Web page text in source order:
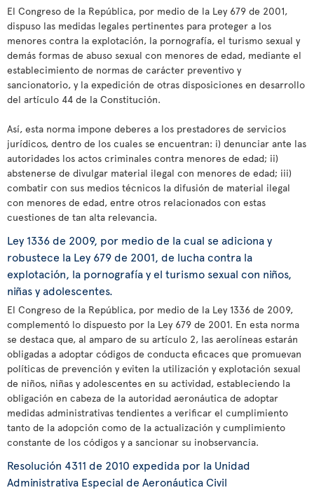
El Congreso de la República, por medio de la Ley 679 de 2001,
dispuso las medidas legales pertinentes para proteger a los
menores contra la explotación, la pornografía, el turismo sexual y
demás formas de abuso sexual con menores de edad, mediante el
establecimiento de normas de carácter preventivo y
sancionatorio, y la expedición de otras disposiciones en desarrollo
del artículo 44 de la Constitución.
Así, esta norma impone deberes a los prestadores de servicios
jurídicos, dentro de los cuales se encuentran: i) denunciar ante las
autoridades los actos criminales contra menores de edad; ii)
abstenerse de divulgar material ilegal con menores de edad; iii)
combatir con sus medios técnicos la difusión de material ilegal
con menores de edad, entre otros relacionados con estas
cuestiones de tan alta relevancia.
Ley 1336 de 2009, por medio de la cual se adiciona y
robustece la Ley 679 de 2001, de lucha contra la
explotación, la pornografía y el turismo sexual con niños,
niñas y adolescentes.
El Congreso de la República, por medio de la Ley 1336 de 2009,
complementó lo dispuesto por la Ley 679 de 2001. En esta norma
se destaca que, al amparo de su artículo 2, las aerolíneas estarán
obligadas a adoptar códigos de conducta eficaces que promuevan
políticas de prevención y eviten la utilización y explotación sexual
de niños, niñas y adolescentes en su actividad, estableciendo la
obligación en cabeza de la autoridad aeronáutica de adoptar
medidas administrativas tendientes a verificar el cumplimiento
tanto de la adopción como de la actualización y cumplimiento
constante de los códigos y a sancionar su inobservancia.
Resolución 4311 de 2010 expedida por la Unidad
Administrativa Especial de Aeronáutica Civil